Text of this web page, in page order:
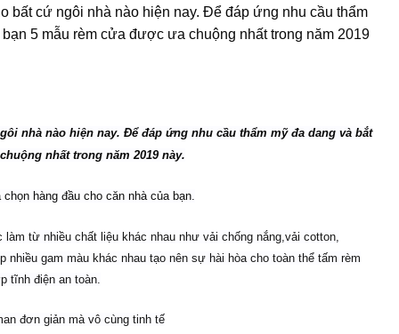
bất cứ ngôi nhà nào hiện nay. Để đáp ứng nhu cầu thẩm
5 mẫu rèm cửa được ưa chuộng nhất trong năm 2019
nhà nào hiện nay. Để đáp ứng nhu cầu thẩm mỹ đa dang và bắt
nhất trong năm 2019 này.
hàng đầu cho căn nhà của bạn.
từ nhiều chất liệu khác nhau như vải chống nắng,vải cotton,
gam màu khác nhau tạo nên sự hài hòa cho toàn thể tấm rèm
tĩnh điện an toàn.
đơn giản mà vô cùng tinh tế